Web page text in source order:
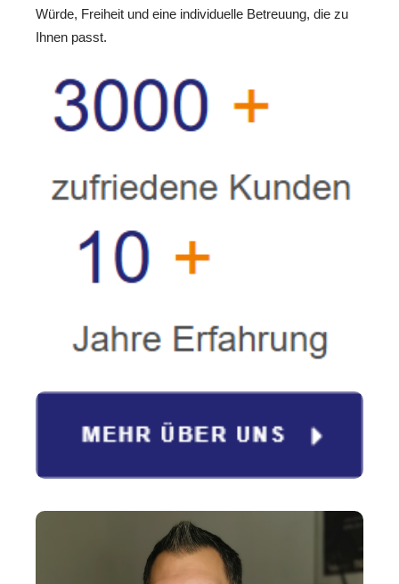
Würde, Freiheit und eine individuelle Betreuung, die zu
Ihnen passt.